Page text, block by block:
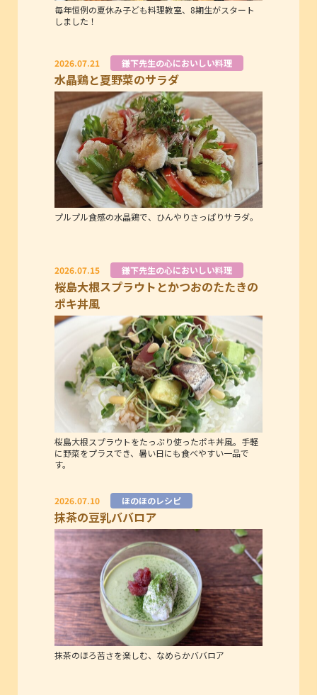
毎年恒例の夏休み子ども料理教室、8期生がスタート
しました！
2026.07.21 鎌下先生の心においしい料理
水晶鶏と夏野菜のサラダ
プルプル食感の水晶鶏で、ひんやりさっぱりサラダ。
2026.07.15 鎌下先生の心においしい料理
桜島大根スプラウトとかつおのたたきの
ポキ丼風
桜島大根スプラウトをたっぷり使ったポキ丼風。手軽
に野菜をプラスでき、暑い日にも食べやすい一品で
す。
2026.07.10 ほのほのレシピ
抹茶の豆乳ババロア
抹茶のほろ苦さを楽しむ、なめらかババロア